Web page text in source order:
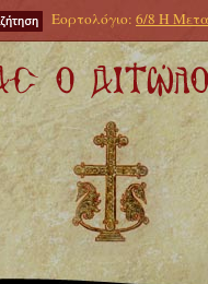
Εορτολόγιο: 6/8 Η